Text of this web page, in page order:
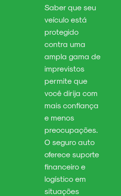
Saber que seu
veículo está
protegido
contra uma
ampla gama de
imprevistos
permite que
você dirija com
mais confiança
e menos
preocupações.
O seguro auto
oferece suporte
financeiro e
logístico em
situações